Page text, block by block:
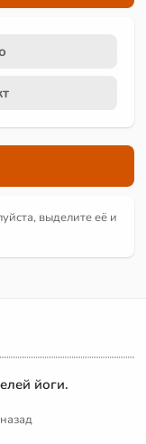
выделите её и
йоги.